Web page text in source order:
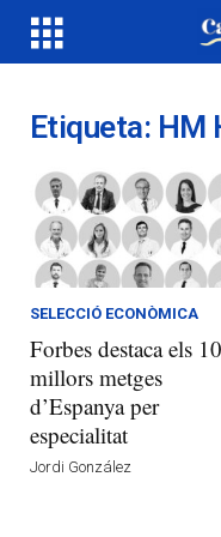
Etiqueta: HM
SELECCIÓ ECONÒMICA
Forbes destaca els
millors metges
d’Espanya per
especialitat
Jordi González